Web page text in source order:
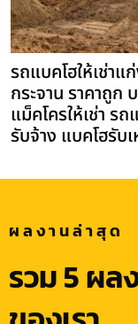
รถแบคโฮให้เช่าแ
กระจาน ราคาถูก
แม็คโครให้เช่า รถ
รับจ้าง แบคโฮรับ
ผลงานล่าสุด
รวม 5 ผล